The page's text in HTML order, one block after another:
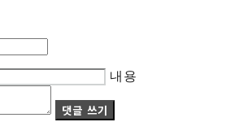
내용
댓글 쓰기